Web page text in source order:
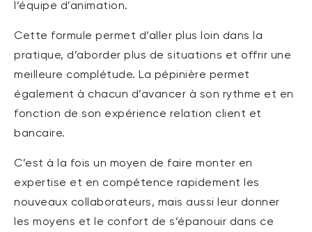
l’équipe d’animation.
Cette formule permet d’aller plus loin dans la
pratique, d’aborder plus de situations et offrir une
meilleure complétude. La pépinière permet
également à chacun d’avancer à son rythme et en
fonction de son expérience relation client et
bancaire.
C’est à la fois un moyen de faire monter en
expertise et en compétence rapidement les
nouveaux collaborateurs, mais aussi leur donner
les moyens et le confort de s’épanouir dans ce